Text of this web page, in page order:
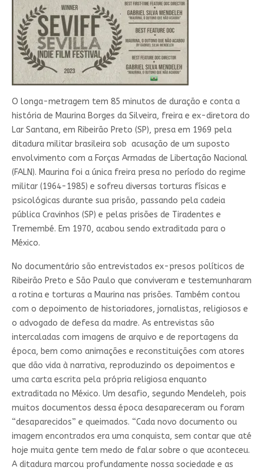
O longa-metragem tem 85 minutos de duração e conta a
história de Maurina Borges da Silveira, freira e ex-diretora do
Lar Santana, em Ribeirão Preto (SP), presa em 1969 pela
ditadura militar brasileira sob acusação de um suposto
envolvimento com a Forças Armadas de Libertação Nacional
(FALN). Maurina foi a única freira presa no período do regime
militar (1964-1985) e sofreu diversas torturas físicas e
psicológicas durante sua prisão, passando pela cadeia
pública Cravinhos (SP) e pelas prisões de Tiradentes e
Tremembé. Em 1970, acabou sendo extraditada para o
México.
No documentário são entrevistados ex-presos políticos de
Ribeirão Preto e São Paulo que conviveram e testemunharam
a rotina e torturas a Maurina nas prisões. Também contou
com o depoimento de historiadores, jornalistas, religiosos e
o advogado de defesa da madre. As entrevistas são
intercaladas com imagens de arquivo e de reportagens da
época, bem como animações e reconstituições com atores
que dão vida à narrativa, reproduzindo os depoimentos e
uma carta escrita pela própria religiosa enquanto
extraditada no México. Um desafio, segundo Mendeleh, pois
muitos documentos dessa época desapareceram ou foram
“desaparecidos” e queimados. “Cada novo documento ou
imagem encontrados era uma conquista, sem contar que até
hoje muita gente tem medo de falar sobre o que aconteceu.
A ditadura marcou profundamente nossa sociedade e as